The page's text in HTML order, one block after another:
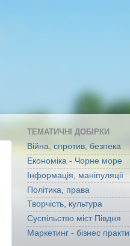
ТЕМАТИЧНІ ДОБІРКИ
Війна, спротив, безпека
Економіка - Чорне море
Інформація, маніпуляції
Політика, права
Творчість, культура
Суспільство міст Півдня
Маркетинг - бізнес